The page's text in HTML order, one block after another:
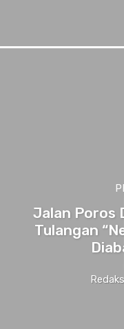
Jalan Poros
Tulangan